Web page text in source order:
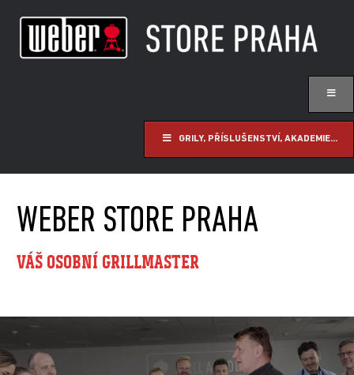
GRILY, PŘÍSLUŠENSTVÍ, AKADEMIE...
WEBER STORE PRAHA
VÁŠ OSOBNÍ GRILLMASTER